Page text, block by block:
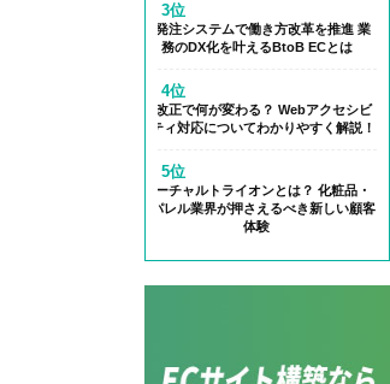
3位
受発注システムで働き方改革を推進 業
務のDX化を叶えるBtoB ECとは
4位
法改正で何が変わる？ Webアクセシビ
リティ対応についてわかりやすく解説！
5位
バーチャルトライオンとは？ 化粧品・
アパレル業界が押さえるべき新しい顧客
体験